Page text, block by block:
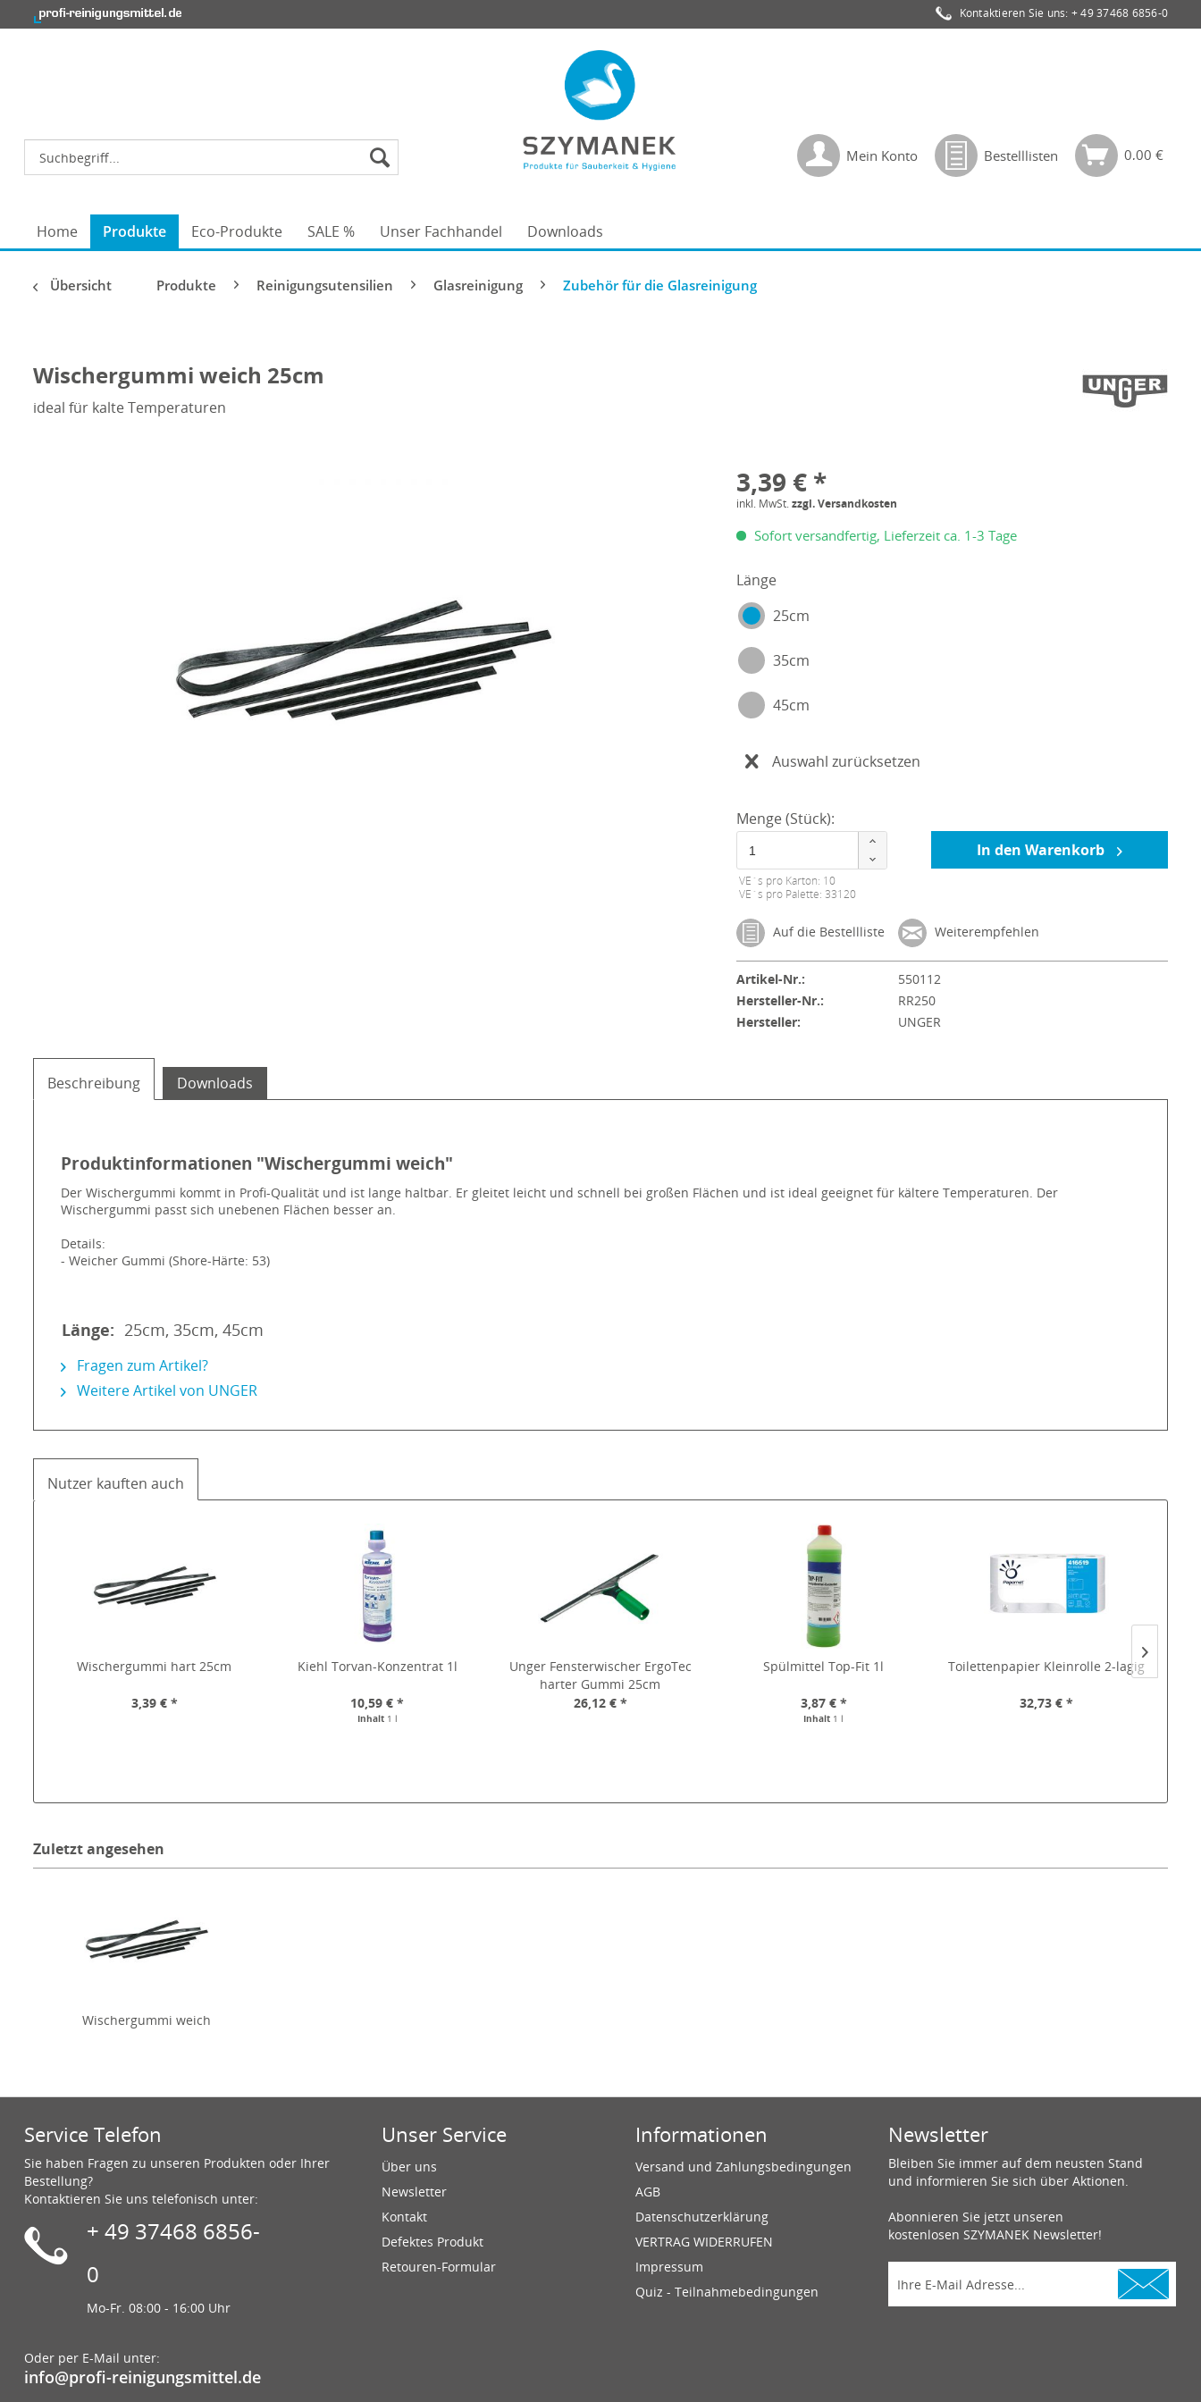
Kontaktieren Sie uns: + 49 37468 6856-0
Mein Konto Bestelllisten 0,00 €
Home Produkte Eco-Produkte SALE % Unser Fachhandel Downloads
Übersicht Produkte Reinigungsutensilien Glasreinigung Zubehör für die Glasreinigung
Wischergummi weich 25cm
ideal für kalte Temperaturen
3,39 € *
inkl. MwSt.zzgl. Versandkosten
Sofort versandfertig, Lieferzeit ca. 1-3 Tage
Länge
25cm
35cm
45cm
Auswahl zurücksetzen
Menge (Stück):
VE´s pro Karton: 10
VE´s pro Palette: 33120
In den Warenkorb
Auf die Bestellliste Weiterempfehlen
Artikel-Nr.:
550112
Hersteller-Nr.:
RR250
Hersteller:
UNGER
Beschreibung Downloads
Produktinformationen "Wischergummi weich"
Der Wischergummi kommt in Profi-Qualität und ist lange haltbar. Er gleitet leicht und schnell bei großen Flächen und ist ideal geeignet für kältere Temperaturen. Der
Wischergummi passt sich unebenen Flächen besser an.
Details:
- Weicher Gummi (Shore-Härte: 53)
Länge: 25cm, 35cm, 45cm
Fragen zum Artikel?
Weitere Artikel von UNGER
Nutzer kauften auch
Wischergummi hart 25cm
3,39 € *
Kiehl Torvan-Konzentrat 1l
10,59 € *
Inhalt 1 l
Unger Fensterwischer ErgoTec
harter Gummi 25cm
26,12 € *
Spülmittel Top-Fit 1l
3,87 € *
Inhalt 1 l
Toilettenpapier Kleinrolle 2-lagig
32,73 € *
Zuletzt angesehen
Wischergummi weich
Service Telefon
Sie haben Fragen zu unseren Produkten oder Ihrer
Bestellung?
Kontaktieren Sie uns telefonisch unter:
+ 49 37468 6856-
0
Mo-Fr. 08:00 - 16:00 Uhr
Oder per E-Mail unter:
info@profi-reinigungsmittel.de
Unser Service
Über uns
Newsletter
Kontakt
Defektes Produkt
Retouren-Formular
Informationen
Versand und Zahlungsbedingungen
AGB
Datenschutzerklärung
VERTRAG WIDERRUFEN
Impressum
Quiz - Teilnahmebedingungen
Newsletter
Bleiben Sie immer auf dem neusten Stand
und informieren Sie sich über Aktionen.
Abonnieren Sie jetzt unseren
kostenlosen SZYMANEK Newsletter!